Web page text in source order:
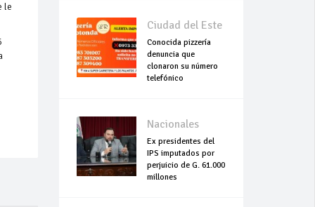
le
Ciudad del Este
Conocida pizzería
denuncia que
clonaron su número
telefónico
Nacionales
Ex presidentes del
IPS imputados por
perjuicio de G. 61.000
millones